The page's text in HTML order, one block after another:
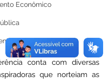
Econômico
Institucionais
conta com diversas
que norteiam as